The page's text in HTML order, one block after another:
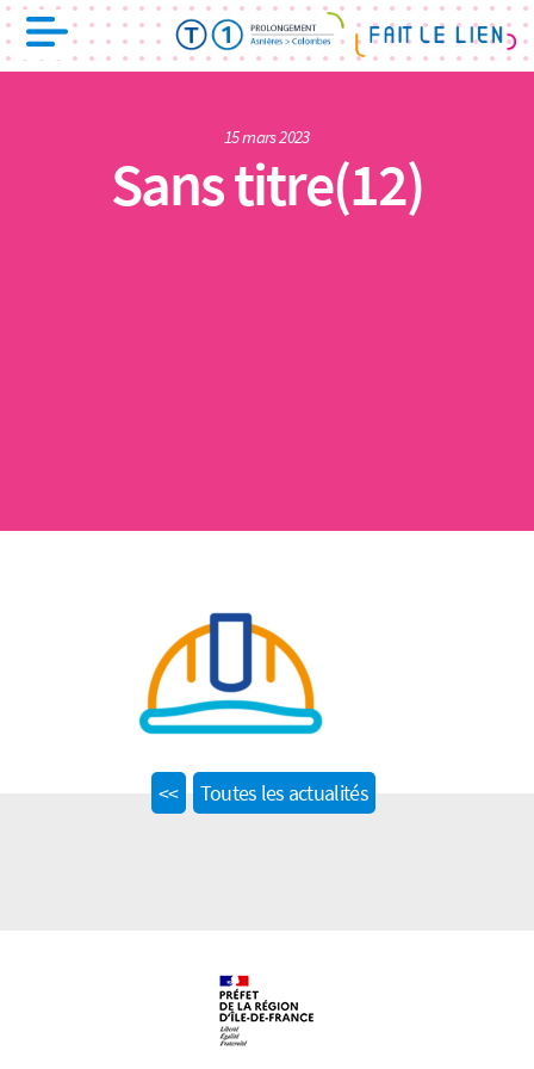
15 mars 2023
Sans titre(12)
<<Previous
Toutes les actualités